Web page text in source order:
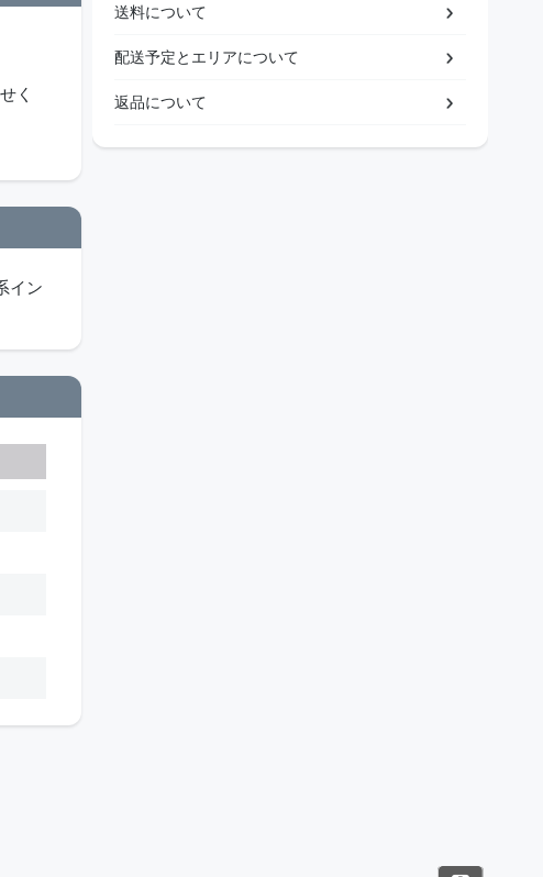
く
イン
送料について
配送予定とエリアについて
返品について